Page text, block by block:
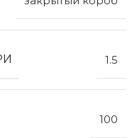
1.5
100